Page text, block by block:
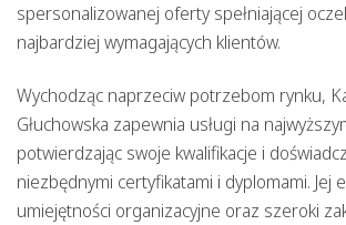
spersonalizowanej oferty spełniającej
najbardziej wymagających klientów.
Wychodząc naprzeciw potrzebom rynku,
Głuchowska zapewnia usługi na
potwierdzając swoje kwalifikacje i
niezbędnymi certyfikatami i dyplomami. Jej
umiejętności organizacyjne oraz szeroki